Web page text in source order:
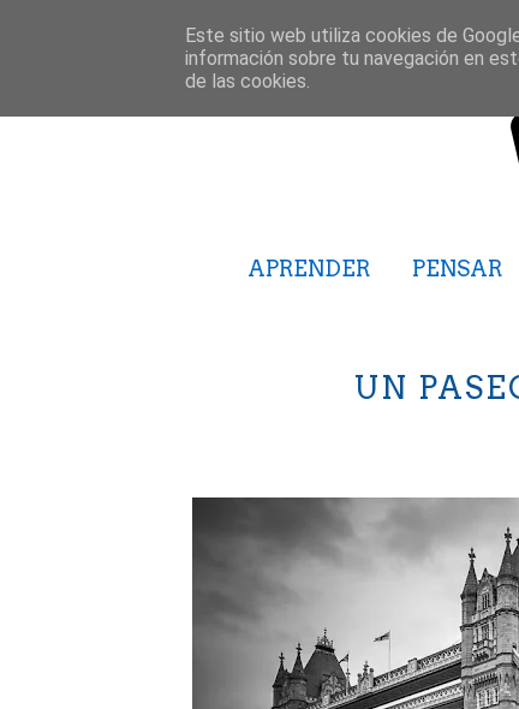
APRENDER PENSAR
UN
Este sitio web utiliza cookies de
información sobre tu navegación en
de las cookies.